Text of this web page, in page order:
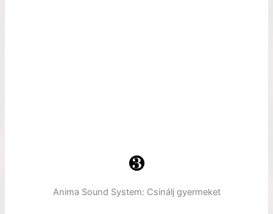
Anima Sound System: Csinálj gyermeket